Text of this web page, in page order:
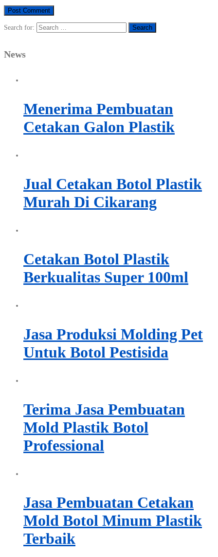
Search for:
News
Menerima Pembuatan
Cetakan Galon Plastik
Jual Cetakan Botol Plastik
Murah Di Cikarang
Cetakan Botol Plastik
Berkualitas Super 100ml
Jasa Produksi Molding Pet
Untuk Botol Pestisida
Terima Jasa Pembuatan
Mold Plastik Botol
Professional
Jasa Pembuatan Cetakan
Mold Botol Minum Plastik
Terbaik